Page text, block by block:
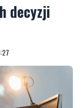
decyzji